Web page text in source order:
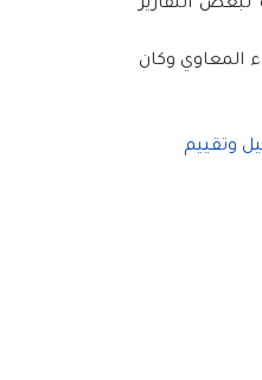
لبعض التقارير
المعاوي وكان
وتقييم